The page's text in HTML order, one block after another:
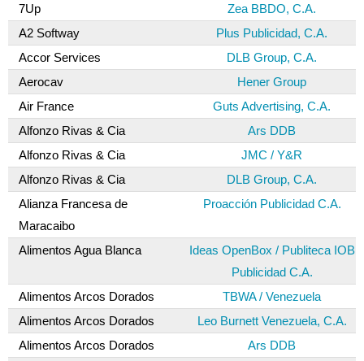
7Up
Zea BBDO, C.A.
A2 Softway
Plus Publicidad, C.A.
Accor Services
DLB Group, C.A.
Aerocav
Hener Group
Air France
Guts Advertising, C.A.
Alfonzo Rivas & Cia
Ars DDB
Alfonzo Rivas & Cia
JMC / Y&R
Alfonzo Rivas & Cia
DLB Group, C.A.
Alianza Francesa de
Maracaibo
Proacción Publicidad C.A.
Alimentos Agua Blanca
Ideas OpenBox / Publiteca IOB
Publicidad C.A.
Alimentos Arcos Dorados
TBWA / Venezuela
Alimentos Arcos Dorados
Leo Burnett Venezuela, C.A.
Alimentos Arcos Dorados
Ars DDB